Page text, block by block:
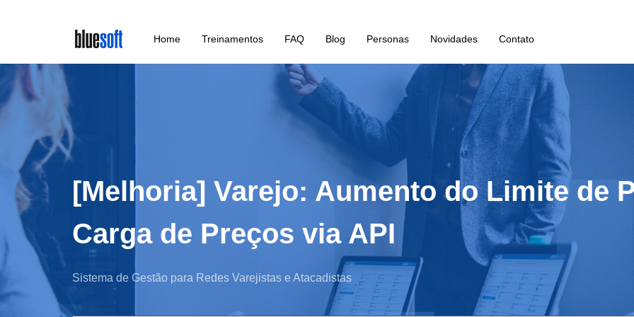
main
content
Home Treinamentos FAQ Blog Personas Novidades Contato
[Melhoria] Varejo: Aumento do Limite de
Carga de Preços via API
Sistema de Gestão para Redes Varejistas e Atacadistas